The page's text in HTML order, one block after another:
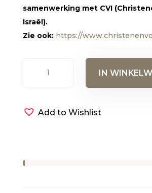
samenwerking met CVI
Israël).
Zie ook: https://
(e-
book)
IN
Add to Wishlist